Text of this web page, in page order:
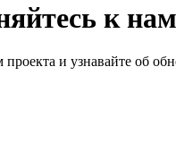
к нам
проекта и узнавайте об